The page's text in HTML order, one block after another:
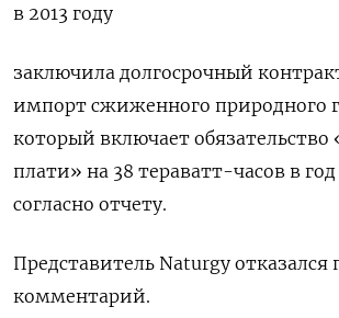
в 2013 году
заключила долгосрочный
импорт сжиженного природного
который включает обязательство
плати» на 38 тераватт-часов ​в ⁠год
согласно отчету.
Представитель Naturgy ‌отказался
комментарий.